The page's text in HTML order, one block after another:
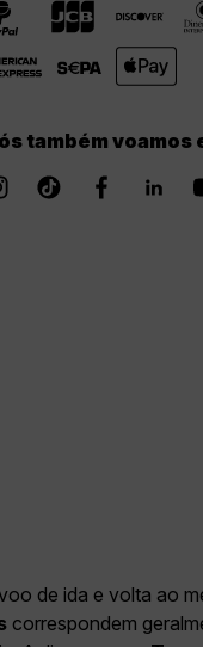
também voamos
de ida e volta ao
correspondem